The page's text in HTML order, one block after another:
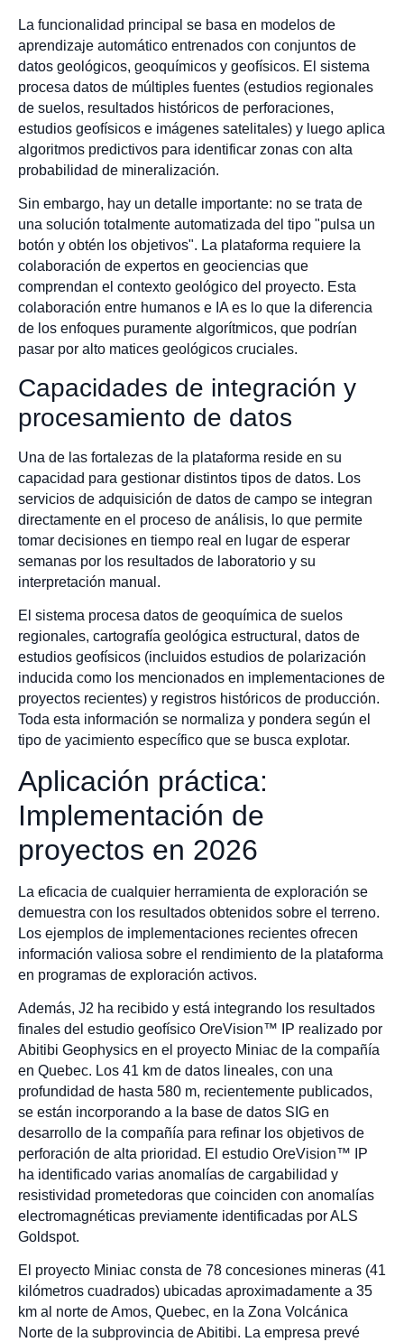
La funcionalidad principal se basa en modelos de
aprendizaje automático entrenados con conjuntos de
datos geológicos, geoquímicos y geofísicos. El sistema
procesa datos de múltiples fuentes (estudios regionales
de suelos, resultados históricos de perforaciones,
estudios geofísicos e imágenes satelitales) y luego aplica
algoritmos predictivos para identificar zonas con alta
probabilidad de mineralización.
Sin embargo, hay un detalle importante: no se trata de
una solución totalmente automatizada del tipo "pulsa un
botón y obtén los objetivos". La plataforma requiere la
colaboración de expertos en geociencias que
comprendan el contexto geológico del proyecto. Esta
colaboración entre humanos e IA es lo que la diferencia
de los enfoques puramente algorítmicos, que podrían
pasar por alto matices geológicos cruciales.
Capacidades de integración y
procesamiento de datos
Una de las fortalezas de la plataforma reside en su
capacidad para gestionar distintos tipos de datos. Los
servicios de adquisición de datos de campo se integran
directamente en el proceso de análisis, lo que permite
tomar decisiones en tiempo real en lugar de esperar
semanas por los resultados de laboratorio y su
interpretación manual.
El sistema procesa datos de geoquímica de suelos
regionales, cartografía geológica estructural, datos de
estudios geofísicos (incluidos estudios de polarización
inducida como los mencionados en implementaciones de
proyectos recientes) y registros históricos de producción.
Toda esta información se normaliza y pondera según el
tipo de yacimiento específico que se busca explotar.
Aplicación práctica:
Implementación de
proyectos en 2026
La eficacia de cualquier herramienta de exploración se
demuestra con los resultados obtenidos sobre el terreno.
Los ejemplos de implementaciones recientes ofrecen
información valiosa sobre el rendimiento de la plataforma
en programas de exploración activos.
Además, J2 ha recibido y está integrando los resultados
finales del estudio geofísico OreVision™ IP realizado por
Abitibi Geophysics en el proyecto Miniac de la compañía
en Quebec. Los 41 km de datos lineales, con una
profundidad de hasta 580 m, recientemente publicados,
se están incorporando a la base de datos SIG en
desarrollo de la compañía para refinar los objetivos de
perforación de alta prioridad. El estudio OreVision™ IP
ha identificado varias anomalías de cargabilidad y
resistividad prometedoras que coinciden con anomalías
electromagnéticas previamente identificadas por ALS
Goldspot.
El proyecto Miniac consta de 78 concesiones mineras (41
kilómetros cuadrados) ubicadas aproximadamente a 35
km al norte de Amos, Quebec, en la Zona Volcánica
Norte de la subprovincia de Abitibi. La empresa prevé